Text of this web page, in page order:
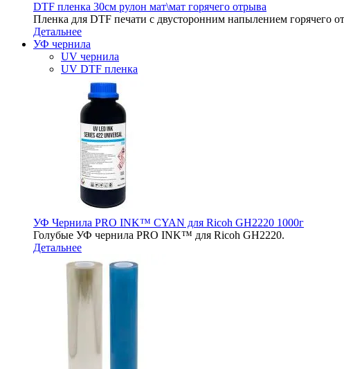
DTF пленка 30см рулон мат\мат горячего отрыва
Пленка для DTF печати с двусторонним напылением горячего
Детальнее
УФ чернила
UV чернила
UV DTF пленка
УФ Чернила PRO INK™ CYAN для Ricoh GH2220 1000г
Голубые УФ чернила PRO INK™ для Ricoh GH2220.
Детальнее